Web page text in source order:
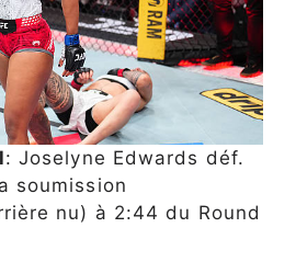
: Joselyne Edwards déf.
soumission
nu) à 2:44 du Round